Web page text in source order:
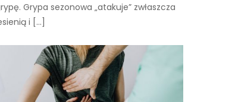
Grypa sezonowa „atakuje” zwłaszcza
i […]